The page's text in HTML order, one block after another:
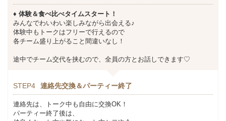
♦ 体験＆食べ比べタイムスタート！
みんなでわいわい楽しみながら出会える♪
体験中もトークはフリーで行えるので
各チーム盛り上がること間違いなし！
途中でチーム交代を挟むので、全員の方とお話しできます♡
STEP4 連絡先交換＆パーティー終了
連絡先は、トーク中も自由に交換OK！
パーティー終了後は、